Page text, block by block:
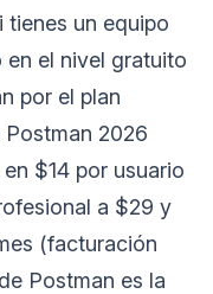
tienes un equipo
en el nivel gratuito
por el plan
2026
$14 por usuario
a $29 y
(facturación
Postman es la